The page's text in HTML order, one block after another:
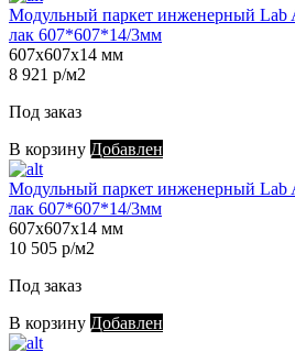
Модульный паркет инженерный Lab
лак 607*607*14/3мм
607х607х14 мм
8 921 р/м2
Под заказ
В корзину Добавлен
Модульный паркет инженерный
лак 607*607*14/3мм
607х607х14 мм
10 505 р/м2
Под заказ
В корзину Добавлен